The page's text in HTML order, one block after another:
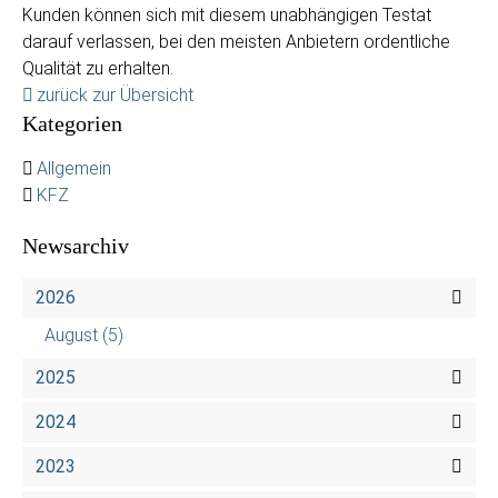
Kunden können sich mit diesem unabhängigen Testat
darauf verlassen, bei den meisten Anbietern ordentliche
Qualität zu erhalten.
zurück zur Übersicht
Kategorien
Allgemein
KFZ
Newsarchiv
2026
August (5)
2025
2024
2023